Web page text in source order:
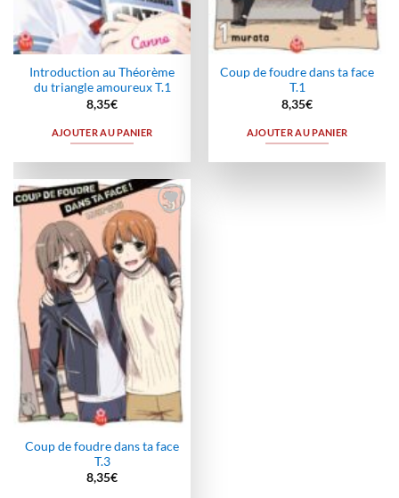
Introduction au Théorème
du triangle amoureux T.1
8,35€
AJOUTER AU PANIER
Coup de foudre dans ta face
T.1
8,35€
AJOUTER AU PANIER
Ajouter
à la
wishlist
Coup de foudre dans ta face
T.3
8,35€